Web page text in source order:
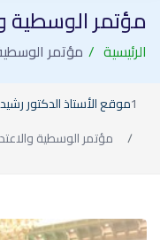
مؤتمر الوسطية
الرئيسية مؤتمر
موقع الأستاذ الدكتور
مؤتمر الوسطية